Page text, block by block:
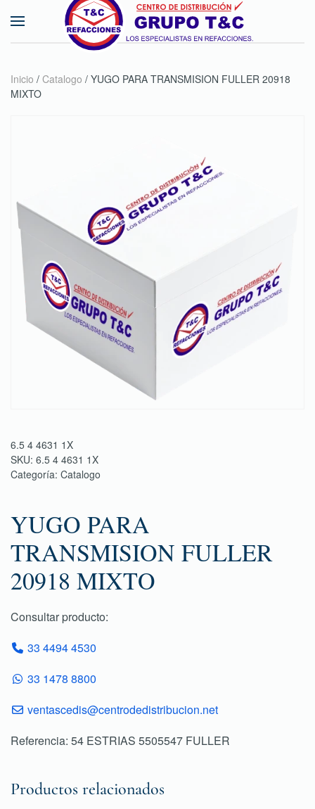
Skip to main content
Inicio / Catalogo / YUGO PARA TRANSMISION FULLER 20918
MIXTO
6.5 4 4631 1X
SKU: 6.5 4 4631 1X
Categoría: Catalogo
YUGO PARA
TRANSMISION FULLER
20918 MIXTO
Consultar producto:
33 4494 4530
33 1478 8800
ventascedis@centrodedistribucion.net
Referencia: 54 ESTRIAS 5505547 FULLER
Productos relacionados